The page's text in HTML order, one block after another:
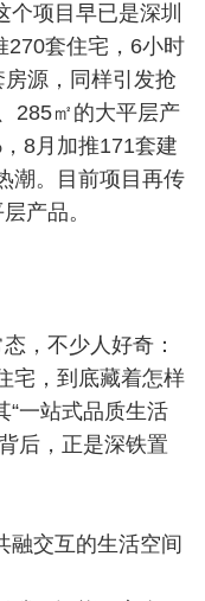
个项目早已是深圳
270套住宅，6小时
源，同样引发抢
285㎡的大平层产
8月加推171套建
潮。目前项目再传
产品。
，不少人好奇：
宅，到底藏着怎样
“一站式品质生活
后，正是深铁置
融交互的生活空间